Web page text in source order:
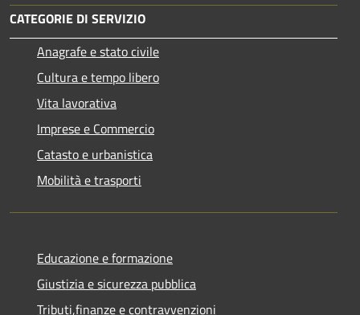
CATEGORIE DI SERVIZIO
Anagrafe e stato civile
Cultura e tempo libero
Vita lavorativa
Imprese e Commercio
Catasto e urbanistica
Mobilità e trasporti
Educazione e formazione
Giustizia e sicurezza pubblica
Tributi,finanze e contravvenzioni